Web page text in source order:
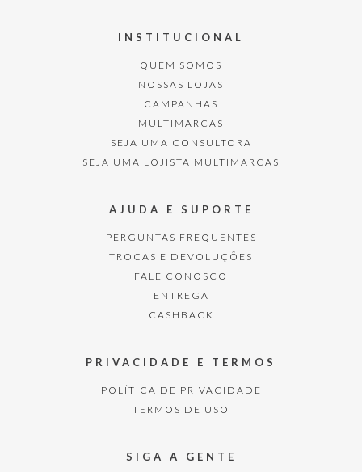
INSTITUCIONAL
QUEM SOMOS
NOSSAS LOJAS
CAMPANHAS
MULTIMARCAS
SEJA UMA CONSULTORA
SEJA UMA LOJISTA MULTIMARCAS
AJUDA E SUPORTE
PERGUNTAS FREQUENTES
TROCAS E DEVOLUÇÕES
FALE CONOSCO
ENTREGA
CASHBACK
PRIVACIDADE E TERMOS
POLÍTICA DE PRIVACIDADE
TERMOS DE USO
SIGA A GENTE